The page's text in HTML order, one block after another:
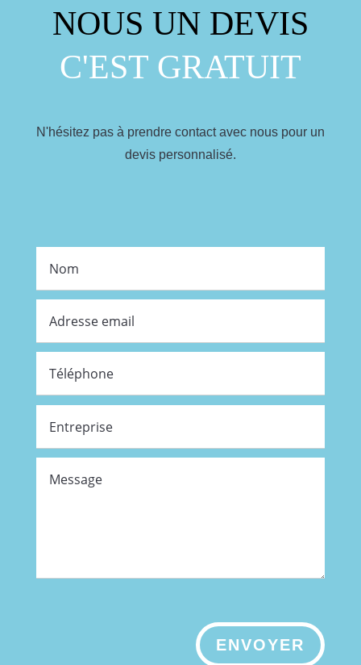
NOUS UN DEVIS
C'EST GRATUIT
N'hésitez pas à prendre contact avec nous pour un
devis personnalisé.
ENVOYER